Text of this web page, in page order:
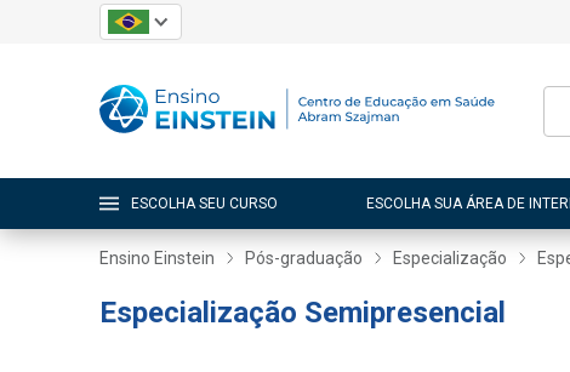
ESCOLHA SEU CURSO ESCOLHA SUA ÁREA DE
Ensino Einstein Pós-graduação Especialização
Especialização Semipresencial